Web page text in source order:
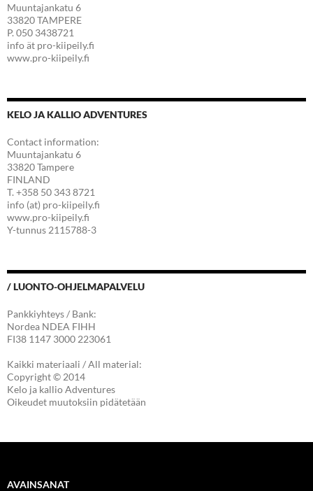
Muuntajankatu 6
33820 TAMPERE
P. 050 3438721
info ät pro-kiipeily.fi
www.pro-kiipeily.fi
KELO JA KALLIO ADVENTURES
Contact information:
Muuntajankatu 6
33820 Tampere
FINLAND
T. +358 50 343 8721
info (at) pro-kiipeily.fi
www.pro-kiipeily.fi
Y-tunnus 2115788-3
/ LUONTO-OHJELMAPALVELU
Pankkiyhteys / Bank:
Nordea NDEA FIHH
FI38 1147 3000 223061
Kaikki materiaali / All material:
Copyright © 2014
Kelo ja kallio Adventures
Oikeudet muutoksiin pidätetään
AVAINSANAT